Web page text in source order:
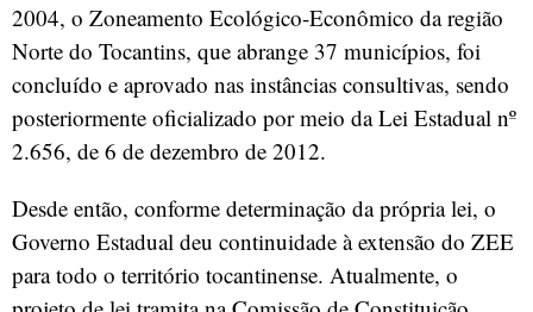
2004, o Zoneamento Ecológico-Econômico da região
Norte do Tocantins, que abrange 37 municípios, foi
concluído e aprovado nas instâncias consultivas, sendo
posteriormente oficializado por meio da Lei Estadual nº
2.656, de 6 de dezembro de 2012.
Desde então, conforme determinação da própria lei, o
Governo Estadual deu continuidade à extensão do ZEE
para todo o território tocantinense. Atualmente, o